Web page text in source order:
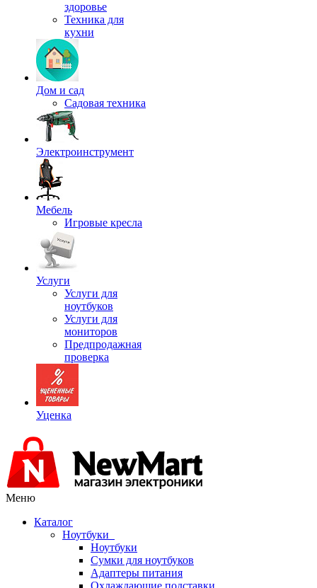
здоровье
Техника для
кухни
Дом и сад
Садовая техника
Электроинструмент
Мебель
Игровые кресла
Услуги
Услуги для
ноутбуков
Услуги для
мониторов
Предпродажная
проверка
Уценка
Меню
Каталог
Ноутбуки
Ноутбуки
Сумки для ноутбуков
Адаптеры питания
Охлаждающие подставки